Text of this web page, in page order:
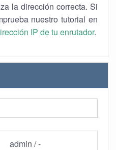
la dirección correcta. Si
nuestro tutorial en
IP de tu enrutador.
admin / -